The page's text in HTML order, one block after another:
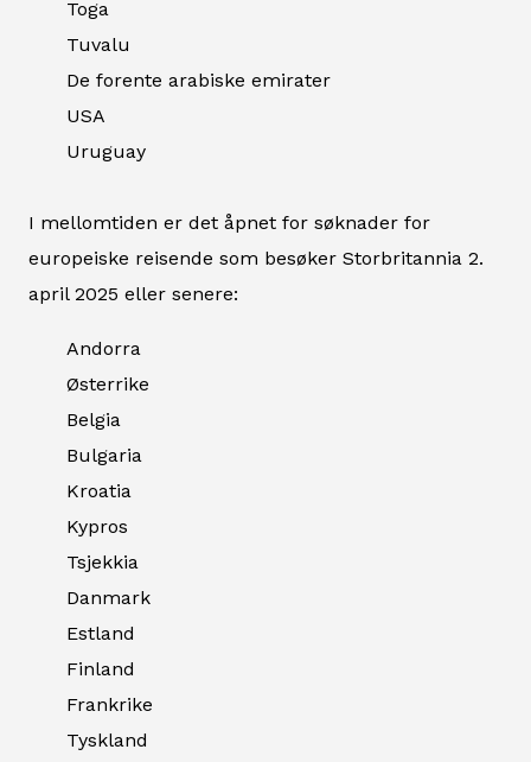
Toga
Tuvalu
De forente arabiske emirater
USA
Uruguay
I mellomtiden er det åpnet for søknader for
europeiske reisende som besøker Storbritannia 2.
april 2025 eller senere:
Andorra
Østerrike
Belgia
Bulgaria
Kroatia
Kypros
Tsjekkia
Danmark
Estland
Finland
Frankrike
Tyskland